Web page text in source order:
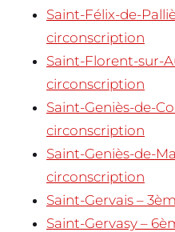
Saint-Félix-de-
circonscription
Saint-Florent-sur-
circonscription
Saint-Geniès-de-
circonscription
Saint-Geniès-de-
circonscription
Saint-Gervais –
Saint-Gervasy –